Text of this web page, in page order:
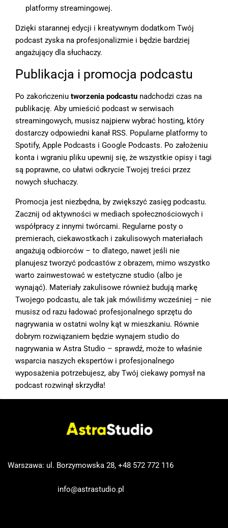
platformy streamingowej.
Dzięki starannej edycji i kreatywnym dodatkom Twój
podcast zyska na profesjonalizmie i będzie bardziej
angażujący dla słuchaczy.
Publikacja i promocja podcastu
Po zakończeniu tworzenia podcastu nadchodzi czas na
publikację. Aby umieścić podcast w serwisach
streamingowych, musisz najpierw wybrać hosting, który
dostarczy odpowiedni kanał RSS. Popularne platformy to
Spotify, Apple Podcasts i Google Podcasts. Po założeniu
konta i wgraniu pliku upewnij się, że wszystkie opisy i tagi
są poprawne, co ułatwi odkrycie Twojej treści przez
nowych słuchaczy.
Promocja jest niezbędna, by zwiększyć zasięg podcastu.
Zacznij od aktywności w mediach społecznościowych i
współpracy z innymi twórcami. Regularne posty o
premierach, ciekawostkach i zakulisowych materiałach
angażują odbiorców – to dlatego, nawet jeśli nie
planujesz tworzyć podcastów z obrazem, mimo wszystko
warto zainwestować w estetyczne studio (albo je
wynająć). Materiały zakulisowe również budują markę
Twojego podcastu, ale tak jak mówiliśmy wcześniej – nie
musisz od razu ładować profesjonalnego sprzętu do
nagrywania w ostatni wolny kąt w mieszkaniu. Równie
dobrym rozwiązaniem będzie wynajem studio do
nagrywania w Astra Studio – sprawdź, może to właśnie
wsparcia naszych ekspertów i profesjonalnego
wyposażenia potrzebujesz, aby Twój ciekawy pomysł na
podcast rozwinął skrzydła!
Warszawa: ul. Borzymowska 28, +48 572 772 116
info@astrastudio.pl